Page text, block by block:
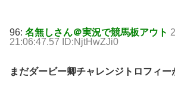
96: 名無しさん＠実況で競馬板アウト
21:06:47.57 ID:NjtHwZJi0
まだダービー卿チャレンジトロフィ